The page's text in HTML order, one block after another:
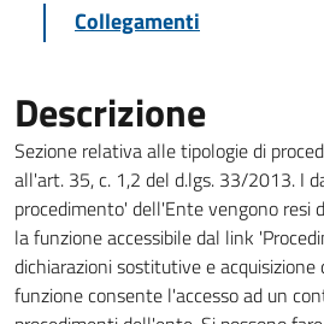
Collegamenti
Descrizione
Sezione relativa alle tipologie di
all'art. 35, c. 1,2 del d.lgs. 33/2013. I
procedimento' dell'Ente vengono resi
la funzione accessibile dal link
dichiarazioni sostitutive e
funzione consente l'accesso ad un